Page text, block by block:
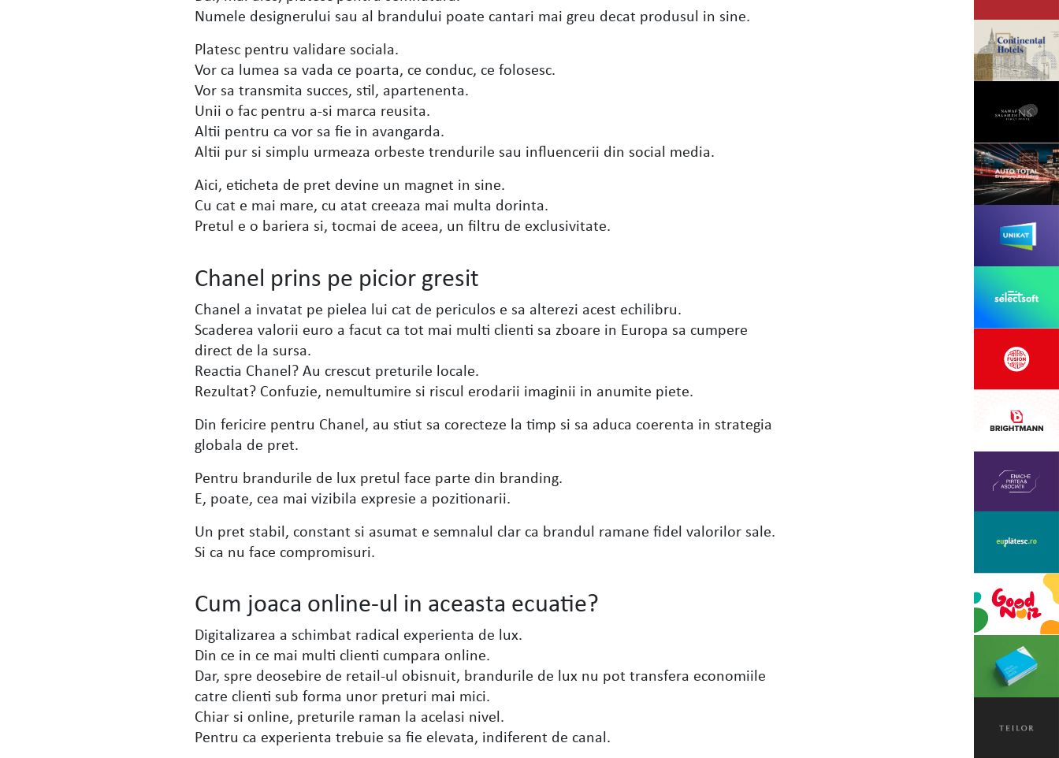
Numele designerului sau al brandului poate cantari mai greu decat produsul in sine.
Platesc pentru validare sociala.
Vor ca lumea sa vada ce poarta, ce conduc, ce folosesc.
Vor sa transmita succes, stil, apartenenta.
Unii o fac pentru a-si marca reusita.
Altii pentru ca vor sa fie in avangarda.
Altii pur si simplu urmeaza orbeste trendurile sau influencerii din social media.
Aici, eticheta de pret devine un magnet in sine.
Cu cat e mai mare, cu atat creeaza mai multa dorinta.
Pretul e o bariera si, tocmai de aceea, un filtru de exclusivitate.
Chanel prins pe picior gresit
Chanel a invatat pe pielea lui cat de periculos e sa alterezi acest echilibru.
Scaderea valorii euro a facut ca tot mai multi clienti sa zboare in Europa sa cumpere
direct de la sursa.
Reactia Chanel? Au crescut preturile locale.
Rezultat? Confuzie, nemultumire si riscul erodarii imaginii in anumite piete.
Din fericire pentru Chanel, au stiut sa corecteze la timp si sa aduca coerenta in strategia
globala de pret.
Pentru brandurile de lux pretul face parte din branding.
E, poate, cea mai vizibila expresie a pozitionarii.
Un pret stabil, constant si asumat e semnalul clar ca brandul ramane fidel valorilor sale.
Si ca nu face compromisuri.
Cum joaca online-ul in aceasta ecuatie?
Digitalizarea a schimbat radical experienta de lux.
Din ce in ce mai multi clienti cumpara online.
Dar, spre deosebire de retail-ul obisnuit, brandurile de lux nu pot transfera economiile
catre clienti sub forma unor preturi mai mici.
Chiar si online, preturile raman la acelasi nivel.
Pentru ca experienta trebuie sa fie elevata, indiferent de canal.